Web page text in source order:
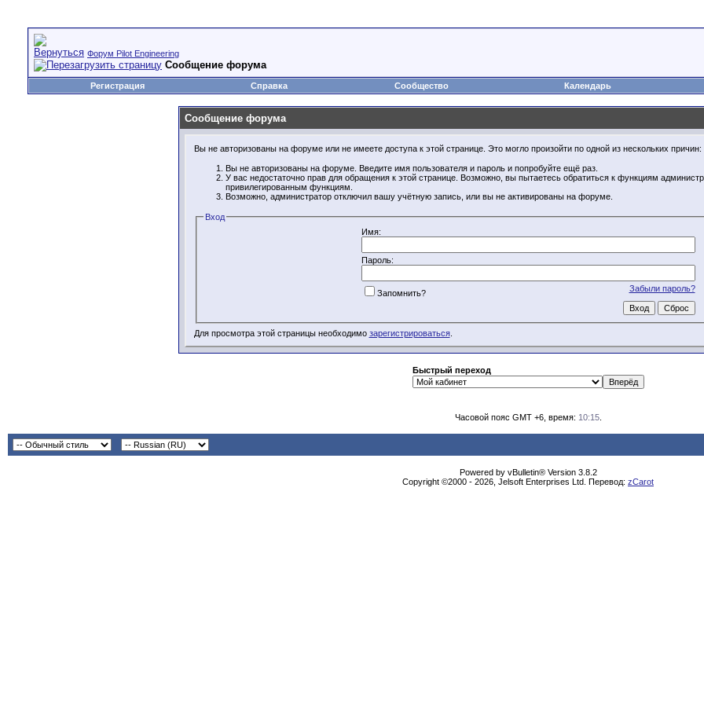
Форум Pilot Engineering
Сообщение форума
Регистрация Справка Сообщество Календарь
Сообщение форума
Вы не авторизованы на форуме или не имеете доступа к этой странице. Это могло произойти по одной из нескольких причин:
Вы не авторизованы на форуме. Введите имя пользователя и пароль и попробуйте ещё раз.
У вас недостаточно прав для обращения к этой странице. Возможно, вы пытаетесь обратиться к функциям
привилегированным функциям.
Возможно, администратор отключил вашу учётную запись, или вы не активированы на форуме.
Вход
Имя:
Пароль:
Забыли пароль?
Запомнить?
Для просмотра этой страницы необходимо зарегистрироваться.
Быстрый переход
Часовой пояс GMT +6, время: 10:15.
Powered by vBulletin® Version 3.8.2
Copyright ©2000 - 2026, Jelsoft Enterprises Ltd. Перевод: zCarot